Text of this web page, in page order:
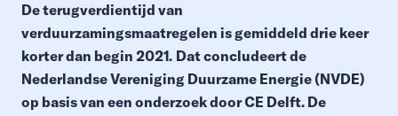
De terugverdientijd van
verduurzamingsmaatregelen is gemiddeld drie keer
korter dan begin 2021. Dat concludeert de
Nederlandse Vereniging Duurzame Energie (NVDE)
op basis van een onderzoek door CE Delft. De